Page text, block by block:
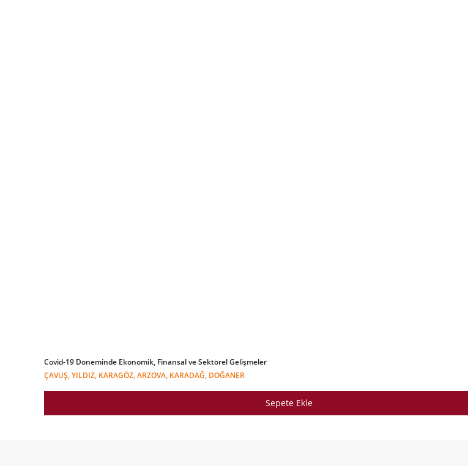
Covid-19 Döneminde Ekonomik, Finansal ve Sektörel Gelişmeler
ÇAVUŞ, YILDIZ, KARAGÖZ, ARZOVA, KARADAĞ, DOĞANER
Sepete Ekle